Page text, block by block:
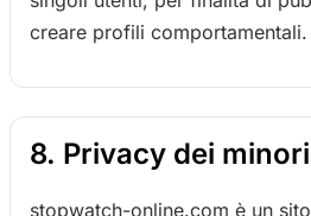
creare profili comportamentali.
8. Privacy dei minori
stopwatch-online.com è un